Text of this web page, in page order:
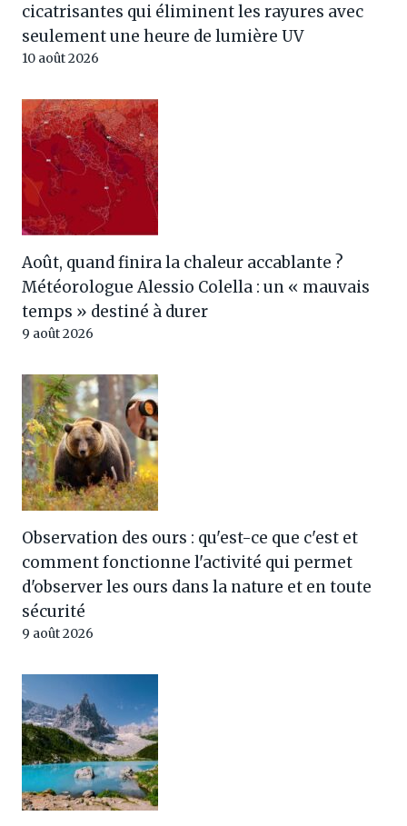
cicatrisantes qui éliminent les rayures avec
seulement une heure de lumière UV
10 août 2026
Août, quand finira la chaleur accablante ?
Météorologue Alessio Colella : un « mauvais
temps » destiné à durer
9 août 2026
Observation des ours : qu'est-ce que c'est et
comment fonctionne l'activité qui permet
d'observer les ours dans la nature et en toute
sécurité
9 août 2026